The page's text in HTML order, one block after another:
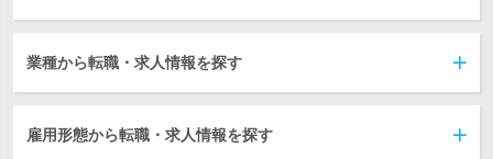
業種から転職・求人情報を探す
雇用形態から転職・求人情報を探す